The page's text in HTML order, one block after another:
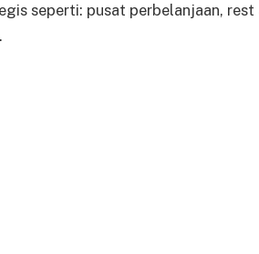
seperti: pusat perbelanjaan, rest